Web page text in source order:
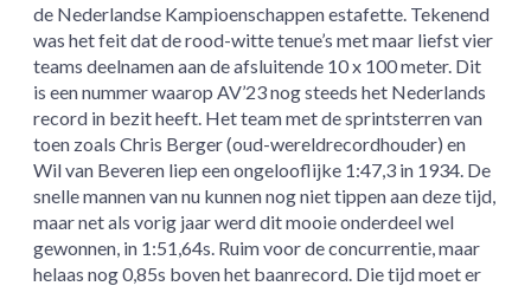
de Nederlandse Kampioenschappen estafette. Tekenend
was het feit dat de rood-witte tenue’s met maar liefst vier
teams deelnamen aan de afsluitende 10 x 100 meter. Dit
is een nummer waarop AV’23 nog steeds het Nederlands
record in bezit heeft. Het team met de sprintsterren van
toen zoals Chris Berger (oud-wereldrecordhouder) en
Wil van Beveren liep een ongelooflijke 1:47,3 in 1934. De
snelle mannen van nu kunnen nog niet tippen aan deze tijd,
maar net als vorig jaar werd dit mooie onderdeel wel
gewonnen, in 1:51,64s. Ruim voor de concurrentie, maar
helaas nog 0,85s boven het baanrecord. Die tijd moet er